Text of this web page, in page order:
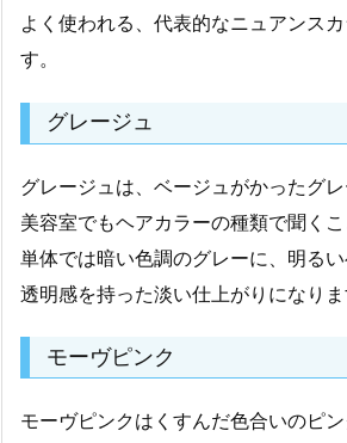
よく使われる、代表的なニュアンス
す。
グレージュ
グレージュは、ベージュがかったグレ
美容室でもヘアカラーの種類で聞くこ
単体では暗い色調のグレーに、明るい
透明感を持った淡い仕上がりになりま
モーヴピンク
モーヴピンクはくすんだ色合いのピ